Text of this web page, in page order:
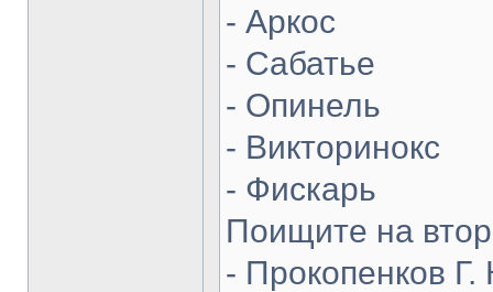
- Аркос
- Сабатье
- Опинель
- Викторинокс
- Фискарь
Поищите на
- Прокопенков Г.